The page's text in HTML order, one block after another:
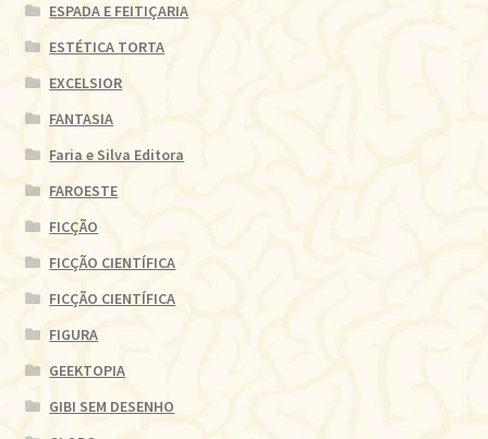
ESPADA E FEITIÇARIA
ESTÉTICA TORTA
EXCELSIOR
FANTASIA
Faria e Silva Editora
FAROESTE
FICÇÃO
FICÇÃO CIENTÍFICA
FICÇÃO CIENTÍFICA
FIGURA
GEEKTOPIA
GIBI SEM DESENHO